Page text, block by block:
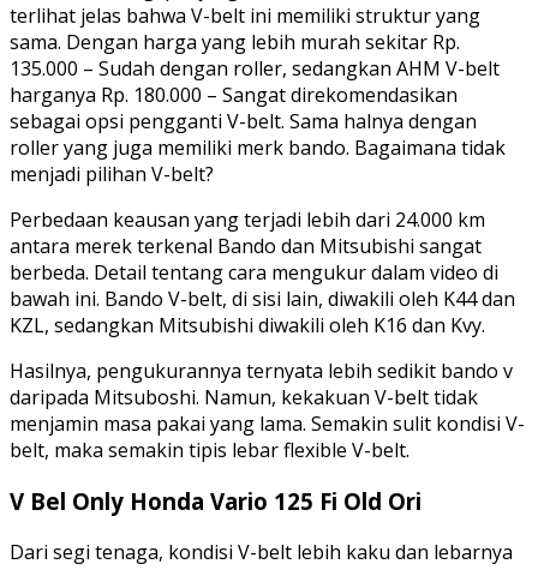
terlihat jelas bahwa V-belt ini memiliki struktur yang
sama. Dengan harga yang lebih murah sekitar Rp.
135.000 – Sudah dengan roller, sedangkan AHM V-belt
harganya Rp. 180.000 – Sangat direkomendasikan
sebagai opsi pengganti V-belt. Sama halnya dengan
roller yang juga memiliki merk bando. Bagaimana tidak
menjadi pilihan V-belt?
Perbedaan keausan yang terjadi lebih dari 24.000 km
antara merek terkenal Bando dan Mitsubishi sangat
berbeda. Detail tentang cara mengukur dalam video di
bawah ini. Bando V-belt, di sisi lain, diwakili oleh K44 dan
KZL, sedangkan Mitsubishi diwakili oleh K16 dan Kvy.
Hasilnya, pengukurannya ternyata lebih sedikit bando v
daripada Mitsuboshi. Namun, kekakuan V-belt tidak
menjamin masa pakai yang lama. Semakin sulit kondisi V-
belt, maka semakin tipis lebar flexible V-belt.
V Bel Only Honda Vario 125 Fi Old Ori
Dari segi tenaga, kondisi V-belt lebih kaku dan lebarnya